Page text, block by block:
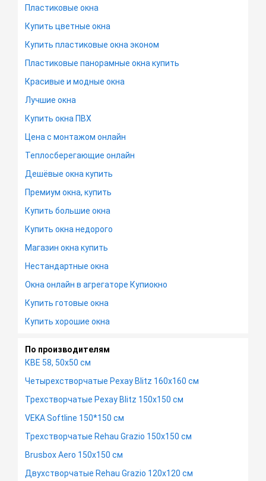
Пластиковые окна
Купить цветные окна
Купить пластиковые окна эконом
Пластиковые панорамные окна купить
Красивые и модные окна
Лучшие окна
Купить окна ПВХ
Цена с монтажом онлайн
Теплосберегающие онлайн
Дешёвые окна купить
Премиум окна, купить
Купить большие окна
Купить окна недорого
Магазин окна купить
Нестандартные окна
Окна онлайн в агрегаторе Купиокно
Купить готовые окна
Купить хорошие окна
По производителям
КВЕ 58, 50х50 см
Четырехстворчатые Рехау Blitz 160х160 см
Трехстворчатые Рехау Blitz 150х150 см
VEKA Softline 150*150 см
Трехстворчатые Rehau Grazio 150х150 см
Brusbox Aero 150х150 см
Двухстворчатые Rehau Grazio 120х120 см